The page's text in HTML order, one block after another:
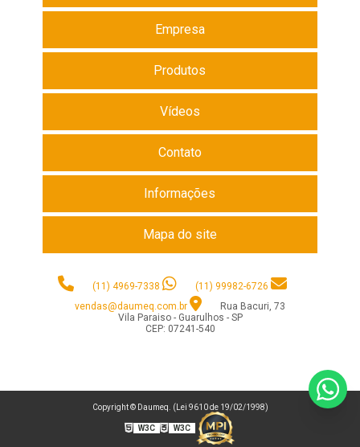
Empresa
Produtos
Vídeos
Contato
Informações
Mapa do site
(11) 4969-7338
(11) 99982-6726
vendas@daumeq.com.br
Rua Bacuri, 73
Vila Paraiso - Guarulhos - SP
CEP: 07241-540
Copyright © Daumeq. (Lei 9610 de 19/02/1998)
W3C W3C